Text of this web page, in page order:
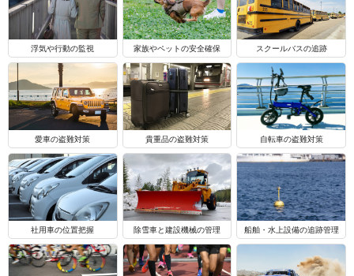
浮気や行動の監視 家族やペットの安全確保 スクールバスの追跡
愛車の盗難対策 貴重品の盗難対策 自転車の盗難対策
社用車の位置把握 除雪車と建設機械の管理 船舶・水上設備の追跡管理